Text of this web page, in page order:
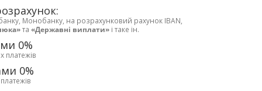
Монобанку, на розрахунковий рахунок IBAN,
та «Державні виплати» і таке ін.
0%
платежів
0%